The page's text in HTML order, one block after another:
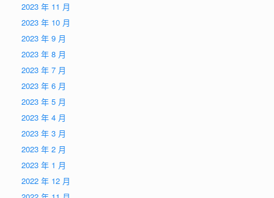
2023 年 11 月
2023 年 10 月
2023 年 9 月
2023 年 8 月
2023 年 7 月
2023 年 6 月
2023 年 5 月
2023 年 4 月
2023 年 3 月
2023 年 2 月
2023 年 1 月
2022 年 12 月